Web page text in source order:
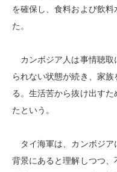
を確保し、食料および飲
た。
カンボジア人は事情聴取
られない状態が続き、家
る。生活苦から抜け出す
たという。
タイ海軍は、カンボジア
背景にあると理解しつつ